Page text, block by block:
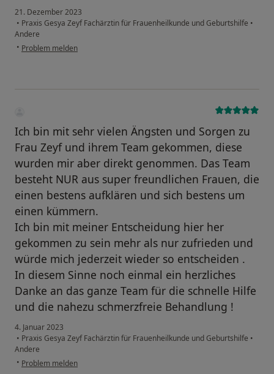
21. Dezember 2023
• Praxis Gesya Zeyf Fachärztin für Frauenheilkunde und Geburtshilfe •
Andere
• Problem melden
Ich bin mit sehr vielen Ängsten und Sorgen zu
Frau Zeyf und ihrem Team gekommen, diese
wurden mir aber direkt genommen. Das Team
besteht NUR aus super freundlichen Frauen, die
einen bestens aufklären und sich bestens um
einen kümmern.
Ich bin mit meiner Entscheidung hier her
gekommen zu sein mehr als nur zufrieden und
würde mich jederzeit wieder so entscheiden .
In diesem Sinne noch einmal ein herzliches
Danke an das ganze Team für die schnelle Hilfe
und die nahezu schmerzfreie Behandlung !
4. Januar 2023
• Praxis Gesya Zeyf Fachärztin für Frauenheilkunde und Geburtshilfe •
Andere
• Problem melden